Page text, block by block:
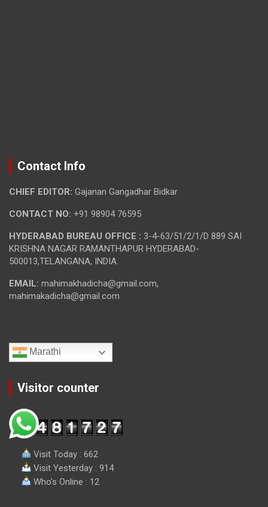
Contact Info
CHIEF EDITOR: Gajanan Gangadhar Bidkar
CONTACT NO: +91 98904 76595
HYDERABAD BUREAU OFFICE : 3-4-63/51/2/1/D 889 SAI
KRISHNA NAGAR RAMANTHAPUR HYDERABAD-
500013,TELANGANA, INDIA.
EMAIL: mahimakhadicha@gmail.com,
mahimakadicha@gmail.com
Marathi
Visitor counter
Visit Today : 662
Visit Yesterday : 914
Who's Online : 12